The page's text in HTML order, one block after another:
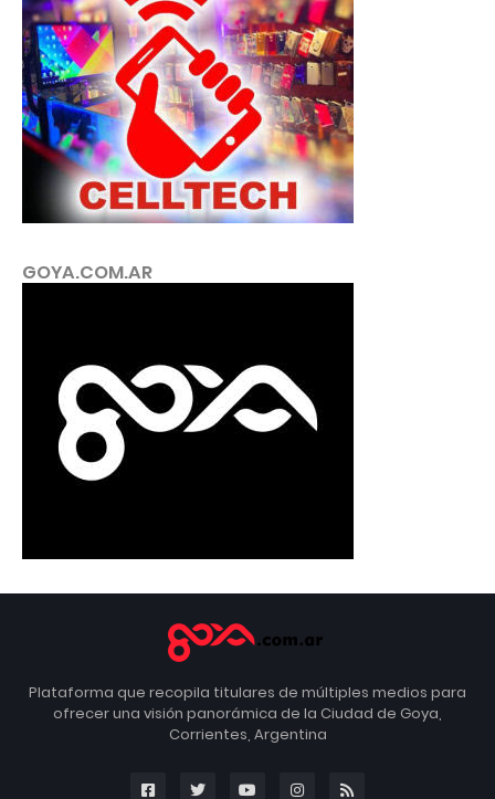
GOYA.COM.AR
Plataforma que recopila titulares de múltiples medios para
ofrecer una visión panorámica de la Ciudad de Goya,
Corrientes, Argentina